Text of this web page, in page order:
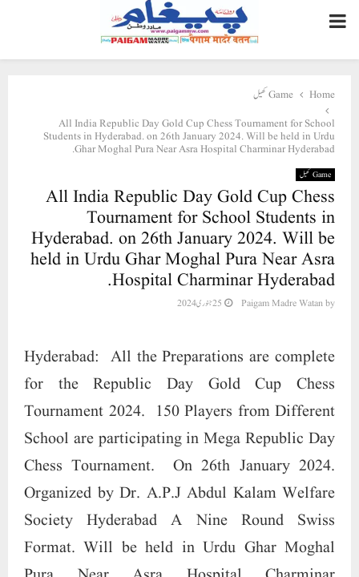
PRIMARY
MENU
Home
Game کھیل
All India Republic Day Gold Cup Chess Tournament for School
Students in Hyderabad. on 26th January 2024. Will be held in Urdu
Ghar Moghal Pura Near Asra Hospital Charminar Hyderabad.
Game کھیل
All India Republic Day Gold Cup Chess
Tournament for School Students in
Hyderabad. on 26th January 2024. Will be
held in Urdu Ghar Moghal Pura Near Asra
Hospital Charminar Hyderabad.
by
Paigam Madre Watan 25 جنوری 2024
Hyderabad: All the Preparations are complete
for the Republic Day Gold Cup Chess
Tournament 2024. 150 Players from Different
School are participating in Mega Republic Day
Chess Tournament. On 26th January 2024.
Organized by Dr. A.P.J Abdul Kalam Welfare
Society Hyderabad A Nine Round Swiss
Format. Will be held in Urdu Ghar Moghal